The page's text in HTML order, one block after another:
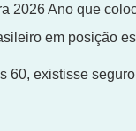
2026 Ano que
em posição
60, existisse seguro